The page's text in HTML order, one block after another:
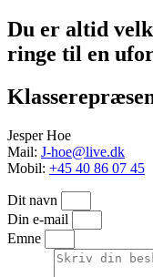
Du er altid
ringe til en
Jesper Hoe
Mail: J-hoe@live.dk
Mobil: +45 40 86 07 45
Dit navn
Din e-mail
Emne